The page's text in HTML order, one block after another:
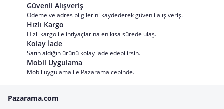
Güvenli Alışveriş
Ödeme ve adres bilgilerini kaydederek güvenli alış veriş.
Hızlı Kargo
Hızlı kargo ile ihtiyaçlarına en kısa sürede ulaş.
Kolay İade
Satın aldığın ürünü kolay iade edebilirsin.
Mobil Uygulama
Mobil uygulama ile Pazarama cebinde.
Pazarama.com